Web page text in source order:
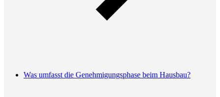
Was umfasst die Genehmigungsphase beim Hausbau?